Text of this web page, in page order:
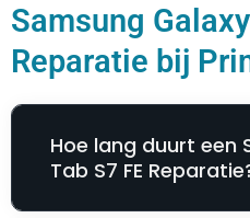
Samsung
Reparatie​​​​ bij
Hoe lang duurt een
Tab S7 FE